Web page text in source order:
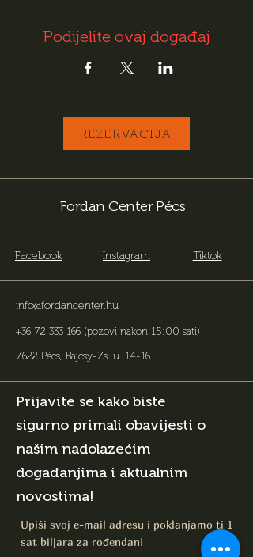
Podijelite ovaj događaj
REZERVACIJA
Fordan Center Pécs
Facebook Instagram Tiktok
info@fordancenter.hu
+36 72 333 166 (pozovi nakon 15:00 sati)
7622 Pécs, Bajcsy-Zs. u. 14-16.
Prijavite se kako biste
sigurno primali obavijesti o
našim nadolazećim
događanjima i aktualnim
novostima!
Upiši svoj e-mail adresu i poklanjamo ti 1
sat biljara za rođendan!